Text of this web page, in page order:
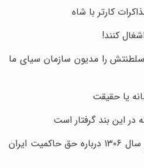
کارتر با شاه
کنند!
را مدیون سازمان سیای ما
یا حقیقت
مستندات وزارت خارجه در سال ۱۳۰۶ درباره حق حاکمیت ایران